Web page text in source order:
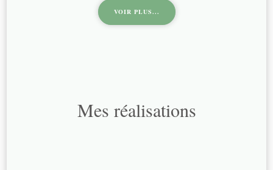
VOIR PLUS...
Mes réalisations